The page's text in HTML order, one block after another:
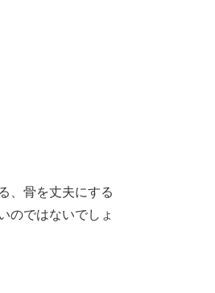
、骨を丈夫にする
のではないでしょ